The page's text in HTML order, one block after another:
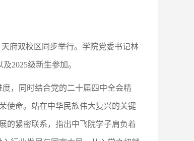
府双校区同步举行。学院党委书记林
2025级新生参加。
，同时结合党的二十届四中全会精
使命。站在中华民族伟大复兴的关键
的紧密联系，指出中飞院学子肩负着